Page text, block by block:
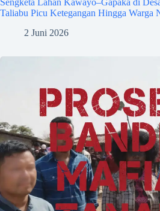
Taliabu Picu Ketegangan Hingga Warga
2 Juni 2026